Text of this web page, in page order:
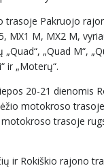
Pakruojo
M, MX2 M,
„Quad M“,
ir „Moterų“.
20-21 dienomis
motokroso
trasoje
ir Rokiškio rajono